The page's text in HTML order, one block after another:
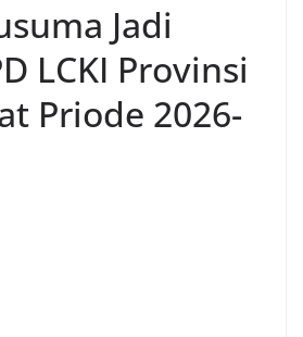
Jadi
LCKI Provinsi
Priode 2026-